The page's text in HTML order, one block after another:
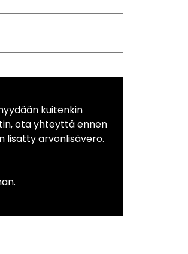
kuitenkin
ota yhteyttä ennen
lisätty arvonlisävero.